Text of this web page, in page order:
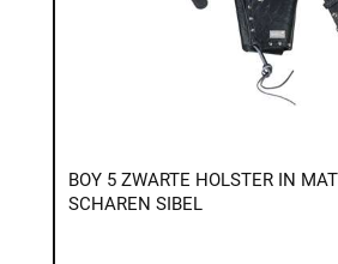
BOY 5 ZWARTE HOLSTER IN
SCHAREN SIBEL